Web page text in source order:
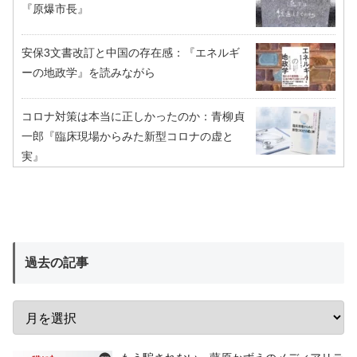
『原爆市長』
安保3文書改訂と中国の存在感：『エネルギ
ーの地政学』を読みながら
コロナ対策は本当に正しかったのか：青柳貞
一郎『臨床現場からみた新型コロナの虚と
実』
過去の記事